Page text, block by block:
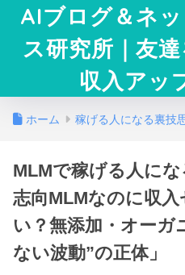
AIブログ＆ネ
ス研究所｜友
収入アッ
ホーム 稼げる人になる裏技
MLMで稼げる人に
志向MLMなのに収
い？無添加・オーガ
ない波動”の正体」